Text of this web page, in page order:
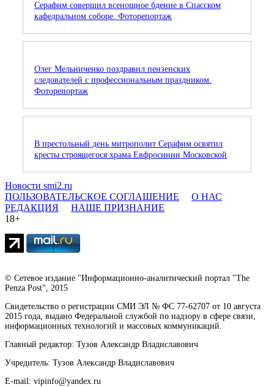
Серафим совершил всенощное бдение в Спасском
кафедральном соборе. Фоторепортаж
Олег Мельниченко поздравил пензенских
следователей с профессиональным праздником.
Фоторепортаж
В престольный день митрополит Серафим освятил
кресты строящегося храма Евфросинии Московской
Новости smi2.ru
ПОЛЬЗОВАТЕЛЬСКОЕ СОГЛАШЕНИЕ
О НАС
РЕДАКЦИЯ
НАШЕ ПРИЗНАНИЕ
18+
© Сетевое издание "Информационно-аналитический портал "The
Penza Post", 2015
Свидетельство о регистрации СМИ ЭЛ № ФС 77-62707 от 10 августа
2015 года, выдано Федеральной службой по надзору в сфере связи,
информационных технологий и массовых коммуникаций.
Главный редактор: Тузов Александр Владиславович
Учредитель: Тузов Александр Владиславович
E-mail: vipinfo@yandex.ru